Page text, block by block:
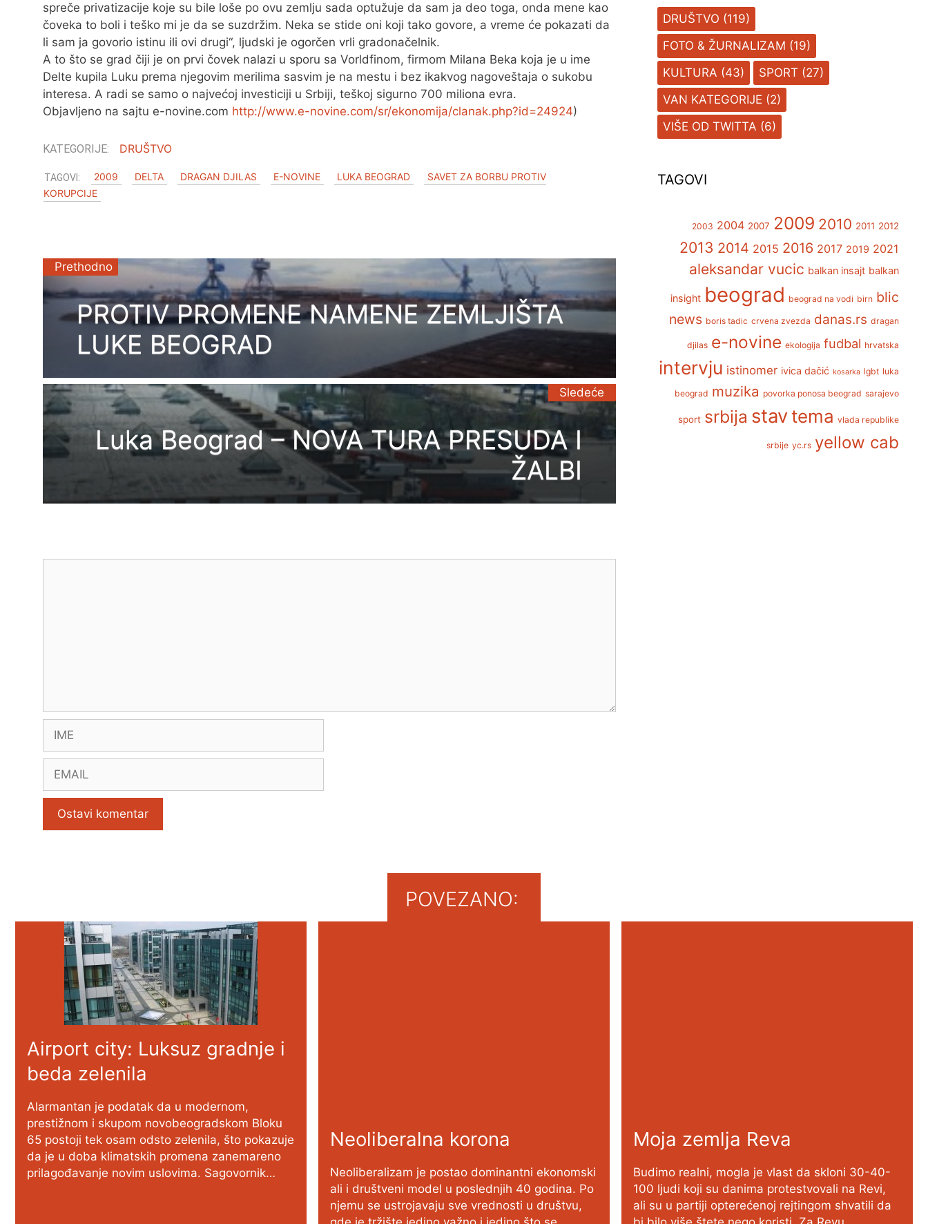
spreče privatizacije koje su bile loše po ovu zemlju sada optužuje da sam ja deo toga, onda mene kao
čoveka to boli i teško mi je da se suzdržim. Neka se stide oni koji tako govore, a vreme će pokazati da
li sam ja govorio istinu ili ovi drugi“, ljudski je ogorčen vrli gradonačelnik.
A to što se grad čiji je on prvi čovek nalazi u sporu sa Vorldfinom, firmom Milana Beka koja je u ime
Delte kupila Luku prema njegovim merilima sasvim je na mestu i bez ikakvog nagoveštaja o sukobu
interesa. A radi se samo o najvećoj investiciji u Srbiji, teškoj sigurno 700 miliona evra.
Objavljeno na sajtu e-novine.com http://www.e-novine.com/sr/ekonomija/clanak.php?id=24924)
DRUŠTVO
2009 DELTA DRAGAN DJILAS E-NOVINE LUKA BEOGRAD
SAVET ZA BORBU PROTIV
KORUPCIJE
Prethodno
PROTIV PROMENE NAMENE ZEMLJIŠTA
LUKE BEOGRAD
Luka Beograd – NOVA TURA PRESUDA I
ŽALBI
Sledeće
Name
Email
DRUŠTVO (119)
FOTO & ŽURNALIZAM (19)
KULTURA (43) SPORT (27)
VAN KATEGORIJE (2)
VIŠE OD TWITTA (6)
TAGOVI
2003 2004 2007 2009 2010 2011 2012
2013 2014 2015 2016 2017 2019 2021
aleksandar vucic balkan insajt balkan
insight beograd beograd na vodi birn blic
news boris tadic crvena zvezda danas.rs dragan
djilas e-novine ekologija fudbal hrvatska
intervju istinomer ivica dačić kosarka lgbt luka
beograd muzika povorka ponosa beograd sarajevo
sport srbija stavtema vlada republike
srbije yc.rs yellow cab
POVEZANO:
Airport city: Luksuz gradnje i
beda zelenila
Alarmantan je podatak da u modernom,
prestižnom i skupom novobeogradskom Bloku
65 postoji tek osam odsto zelenila, što pokazuje
da je u doba klimatskih promena zanemareno
prilagođavanje novim uslovima. Sagovornik…
Neoliberalna korona
Neoliberalizam je postao dominantni ekonomski
ali i društveni model u poslednjih 40 godina. Po
njemu se ustrojavaju sve vrednosti u društvu,
Moja zemlja Reva
Budimo realni, mogla je vlast da skloni 30-40-
100 ljudi koji su danima protestvovali na Revi,
ali su u partiji opterećenoj rejtingom shvatili da